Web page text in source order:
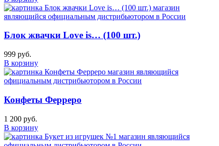
Блок жвачки Love is… (100 шт.)
999 руб.
В корзину
Конфеты Ферреро
1 200 руб.
В корзину